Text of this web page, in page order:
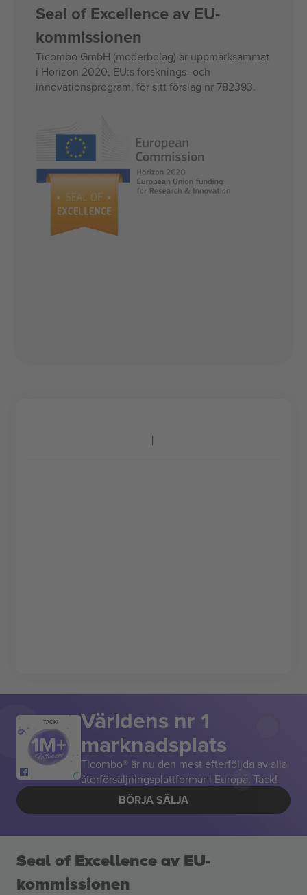
Seal of Excellence av EU-
kommissionen
Ticombo GmbH (moderbolag) är uppmärksammat
i Horizon 2020, EU:s forsknings- och
innovationsprogram, för sitt förslag nr 782393.
TACK! Världens nr 1
marknadsplats
Ticombo® är nu den mest efterföljda av alla
återförsäljningsplattformar i Europa. Tack!
BÖRJA SÄLJA
Seal of Excellence av EU-
kommissionen